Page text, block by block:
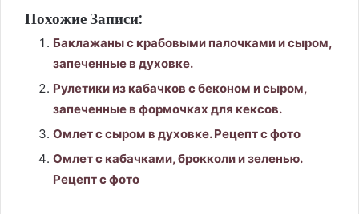
Похожие Записи:
Баклажаны с крабовыми палочками и сыром,
запеченные в духовке.
Рулетики из кабачков с беконом и сыром,
запеченные в формочках для кексов.
Омлет с сыром в духовке. Рецепт с фото
Омлет с кабачками, брокколи и зеленью.
Рецепт с фото